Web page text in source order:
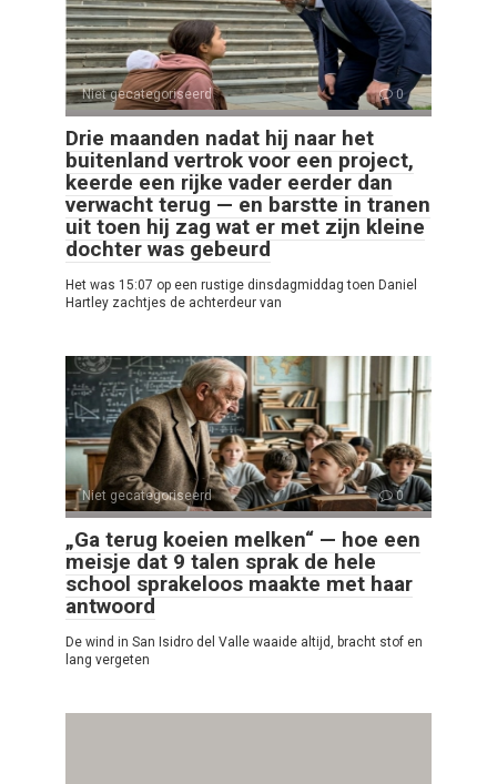
Niet gecategoriseerd 0
Drie maanden nadat hij naar het
buitenland vertrok voor een project,
keerde een rijke vader eerder dan
verwacht terug — en barstte in tranen
uit toen hij zag wat er met zijn kleine
dochter was gebeurd
Het was 15:07 op een rustige dinsdagmiddag toen Daniel
Hartley zachtjes de achterdeur van
Niet gecategoriseerd 0
„Ga terug koeien melken“ — hoe een
meisje dat 9 talen sprak de hele
school sprakeloos maakte met haar
antwoord
De wind in San Isidro del Valle waaide altijd, bracht stof en
lang vergeten